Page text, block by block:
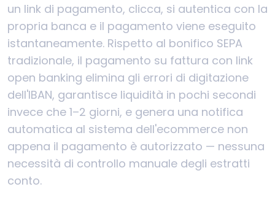
un link di pagamento, clicca, si autentica con la
propria banca e il pagamento viene eseguito
istantaneamente. Rispetto al bonifico SEPA
tradizionale, il pagamento su fattura con link
open banking elimina gli errori di digitazione
dell'IBAN, garantisce liquidità in pochi secondi
invece che 1–2 giorni, e genera una notifica
automatica al sistema dell'ecommerce non
appena il pagamento è autorizzato — nessuna
necessità di controllo manuale degli estratti
conto.